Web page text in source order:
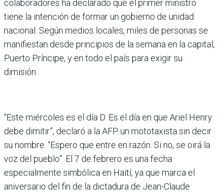
colaboradores ha declarado que el primer ministro
tiene la intención de formar un gobierno de unidad
nacional. Según medios locales, miles de personas se
manifiestan desde principios de la semana en la capital,
Puerto Príncipe, y en todo el país para exigir su
dimisión.
“Este miércoles es el día D. Es el día en que Ariel Henry
debe dimitir”, declaró a la AFP un mototaxista sin decir
su nombre. “Espero que entre en razón. Si no, se oirá la
voz del pueblo”. El 7 de febrero es una fecha
especialmente simbólica en Haití, ya que marca el
aniversario del fin de la dictadura de Jean-Claude